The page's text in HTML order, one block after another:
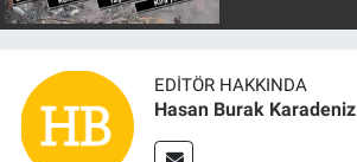
EDITÖR HAKKINDA
Hasan Burak Karadeniz